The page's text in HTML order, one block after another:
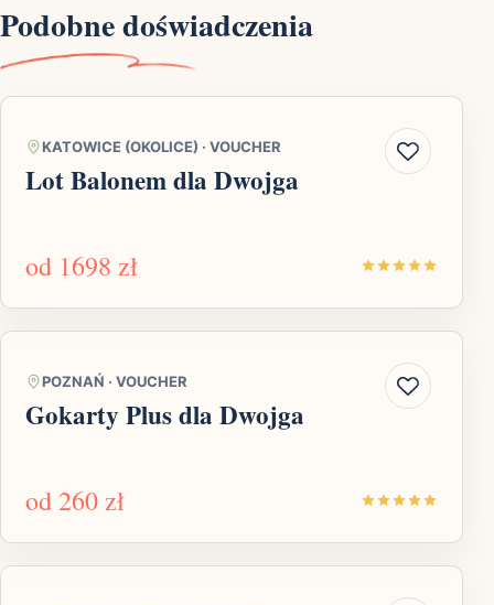
Podobne doświadczenia
KATOWICE (OKOLICE) · VOUCHER
Lot Balonem dla Dwojga
od 1698 zł
POZNAŃ · VOUCHER
Gokarty Plus dla Dwojga
od 260 zł